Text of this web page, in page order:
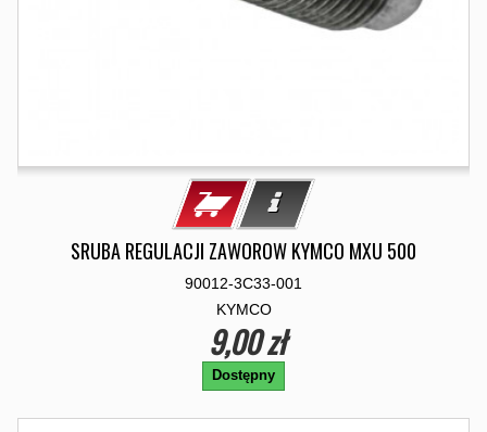
SRUBA REGULACJI ZAWOROW KYMCO MXU 500
90012-3C33-001
KYMCO
9,00 zł
Dostępny